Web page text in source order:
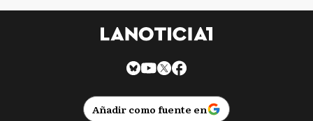
Añadir como fuente en